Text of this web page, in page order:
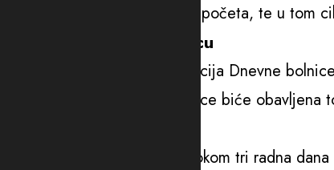
pacijenata kod kojih je ista započeta, te u tom
Obnavljaju Dnevnu bolnicu
Još ranije planirana rekonstrukcija Dnevne
postavile nove terapijske stolice biće
“Zbog toga je planirano da tokom tri radna